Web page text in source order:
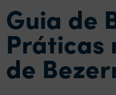
Guia de
Práticas
de